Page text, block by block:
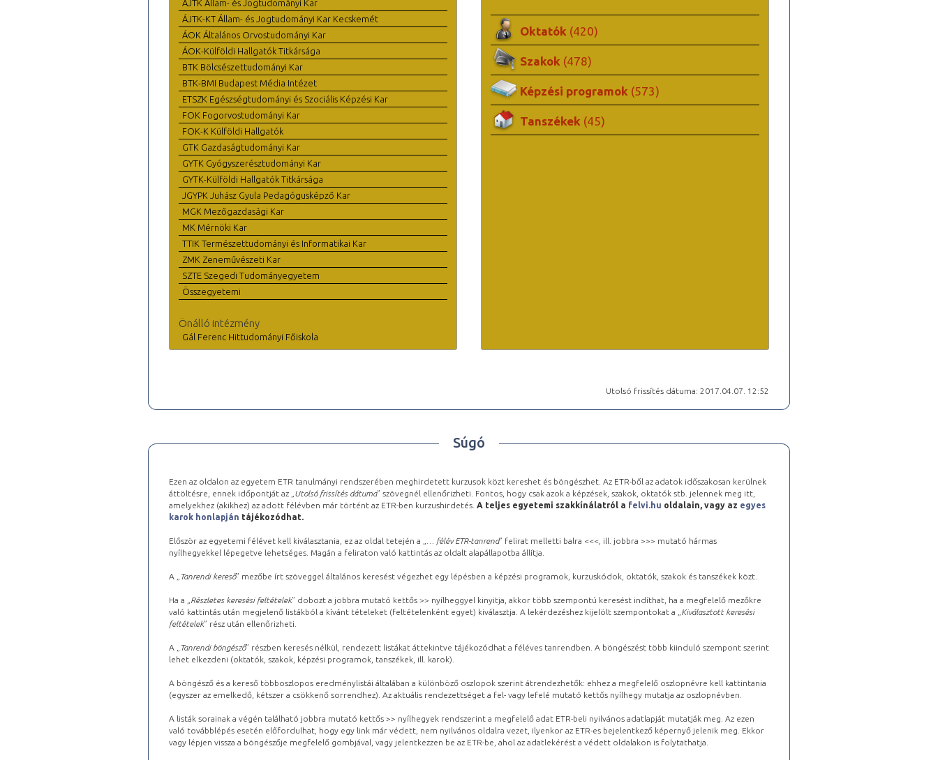
ÁJTK Állam- és Jogtudományi Kar
ÁJTK-KT Állam- és Jogtudományi Kar Kecskemét
ÁOK Általános Orvostudományi Kar
ÁOK-Külföldi Hallgatók Titkársága
BTK Bölcsészettudományi Kar
BTK-BMI Budapest Média Intézet
ETSZK Egészségtudományi és Szociális Képzési Kar
FOK Fogorvostudományi Kar
FOK-K Külföldi Hallgatók
GTK Gazdaságtudományi Kar
GYTK Gyógyszerésztudományi Kar
GYTK-Külföldi Hallgatók Titkársága
JGYPK Juhász Gyula Pedagógusképző Kar
MGK Mezőgazdasági Kar
MK Mérnöki Kar
TTIK Természettudományi és Informatikai Kar
ZMK Zeneművészeti Kar
SZTE Szegedi Tudományegyetem
Összegyetemi
Önálló intézmény
Gál Ferenc Hittudományi Főiskola
Oktatók (420)
Szakok (478)
Képzési programok (573)
Tanszékek (45)
Utolsó frissítés dátuma: 2017.04.07. 12:52
Súgó
Ezen az oldalon az egyetem ETR tanulmányi rendszerében meghirdetett kurzusok közt kereshet és böngészhet. Az ETR-ből az adatok időszakosan kerülnek
áttöltésre, ennek időpontját az „ Utolsó frissítés dátuma” szövegnél ellenőrizheti. Fontos, hogy csak azok a képzések, szakok, oktatók stb. jelennek meg itt,
amelyekhez (akikhez) az adott félévben már történt az ETR-ben kurzushirdetés. A teljes egyetemi szakkínálatról a felvi.hu oldalain, vagy az egyes
karok honlapján tájékozódhat.
Először az egyetemi félévet kell kiválasztania, ez az oldal tetején a „ … félév ETR-tanrend” felirat melletti balra <<<, ill. jobbra >>> mutató hármas
nyílhegyekkel lépegetve lehetséges. Magán a feliraton való kattintás az oldalt alapállapotba állítja.
A „ Tanrendi kereső” mezőbe írt szöveggel általános keresést végezhet egy lépésben a képzési programok, kurzuskódok, oktatók, szakok és tanszékek közt.
Ha a „ Részletes keresési feltételek” dobozt a jobbra mutató kettős >> nyílheggyel kinyitja, akkor több szempontú keresést indíthat, ha a megfelelő mezőkre
való kattintás után megjelenő listákból a kívánt tételeket (feltételenként egyet) kiválasztja. A lekérdezéshez kijelölt szempontokat a „ Kiválasztott keresési
feltételek” rész után ellenőrizheti.
A „ Tanrendi böngésző” részben keresés nélkül, rendezett listákat áttekintve tájékozódhat a féléves tanrendben. A böngészést több kiinduló szempont szerint
lehet elkezdeni (oktatók, szakok, képzési programok, tanszékek, ill. karok).
A böngésző és a kereső többoszlopos eredménylistái általában a különböző oszlopok szerint átrendezhetők: ehhez a megfelelő oszlopnévre kell kattintania
(egyszer az emelkedő, kétszer a csökkenő sorrendhez). Az aktuális rendezettséget a fel- vagy lefelé mutató kettős nyílhegy mutatja az oszlopnévben.
A listák sorainak a végén található jobbra mutató kettős >> nyílhegyek rendszerint a megfelelő adat ETR-beli nyilvános adatlapját mutatják meg. Az ezen
való továbblépés esetén előfordulhat, hogy egy link már védett, nem nyilvános oldalra vezet, ilyenkor az ETR-es bejelentkező képernyő jelenik meg. Ekkor
vagy lépjen vissza a böngészője megfelelő gombjával, vagy jelentkezzen be az ETR-be, ahol az adatlekérést a védett oldalakon is folytathatja.